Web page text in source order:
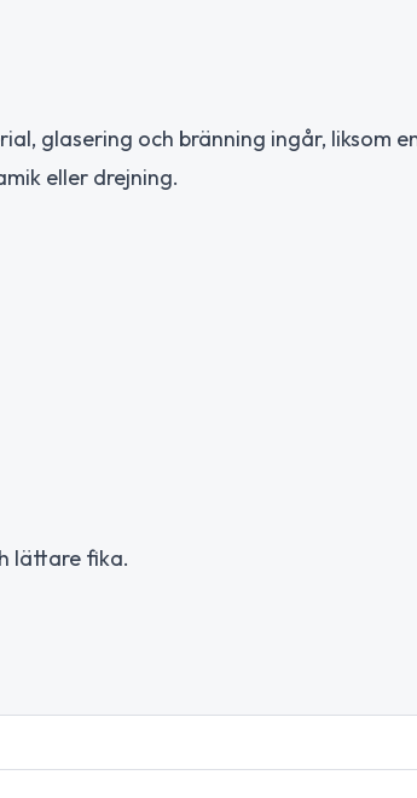
glasering och bränning ingår, liksom
eller drejning.
lättare fika.